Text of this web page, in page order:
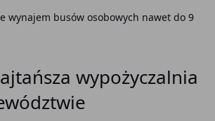
wynajem busów osobowych nawet do 9
wypożyczalnia